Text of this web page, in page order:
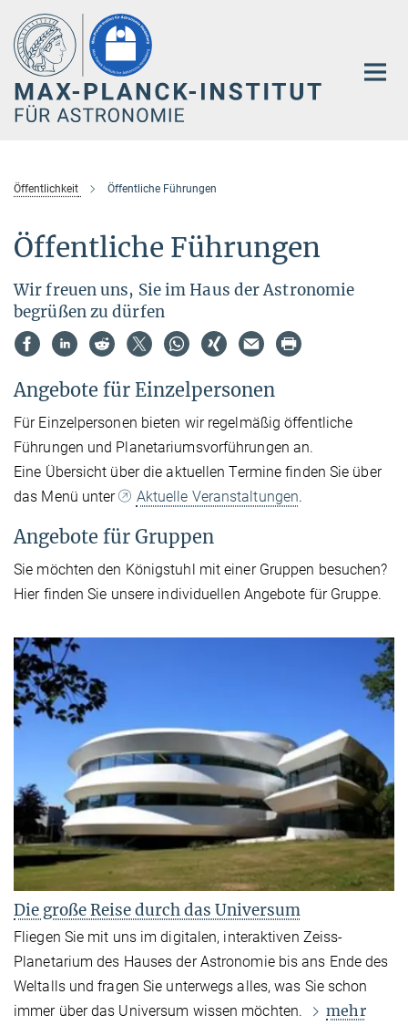
Hauptinhalt
Öffentlichkeit Öffentliche Führungen
Öffentliche Führungen
Wir freuen uns, Sie im Haus der Astronomie
begrüßen zu dürfen
Angebote für Einzelpersonen
Für Einzelpersonen bieten wir regelmäßig öffentliche
Führungen und Planetariumsvorführungen an.
Eine Übersicht über die aktuellen Termine finden Sie über
das Menü unter
Aktuelle Veranstaltungen.
Angebote für Gruppen
Sie möchten den Königstuhl mit einer Gruppen besuchen?
Hier finden Sie unsere individuellen Angebote für Gruppe.
Die große Reise durch das Universum
Fliegen Sie mit uns im digitalen, interaktiven Zeiss-
Planetarium des Hauses der Astronomie bis ans Ende des
Weltalls und fragen Sie unterwegs alles, was Sie schon
immer über das Universum wissen möchten.
mehr